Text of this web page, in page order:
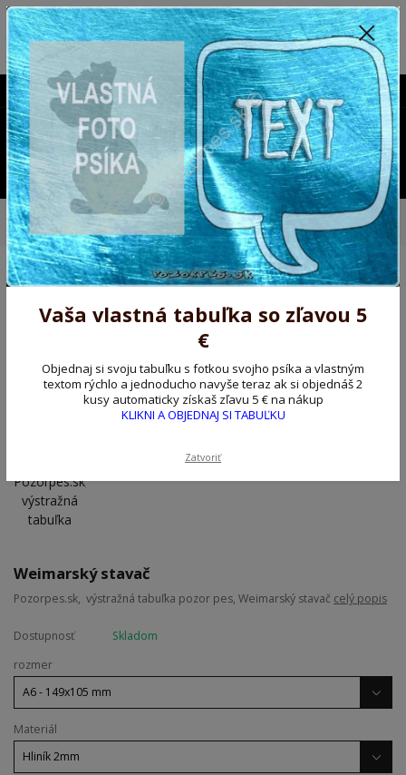
Poprosíme ctených zákazníkov o trpezlivosť, v tomto období máme
predĺžené dodacie lehoty.
Preto sme Vám pripravili malý darček ako ospravedlnenie.
!!! ZĽAVA 5€ na PRVÚ objednávku nad 30€ s kódom pozorpes5 !!!
Menu
EUR
0903563637
0
0,00 EUR
Úvod Kovové výstražné ceduľky
Pozorpes.sk, výstražná tabuľka
hliníková
Pozorpes.sk, výstražná
tabuľka hliníková
Weimarský stavač
Pozorpes.sk, výstražná tabuľka pozor pes, Weimarský stavač celý popis
Dostupnosť
Skladom
rozmer
Materiál
Vaša vlastná tabuľka so zľavou 5
€
Objednaj si svoju tabuľku s fotkou svojho psíka a vlastným
textom rýchlo a jednoducho navyše teraz ak si objednáš 2
kusy automaticky získaš zľavu 5 € na nákup
KLIKNI A OBJEDNAJ SI TABUĽKU
Zatvoriť